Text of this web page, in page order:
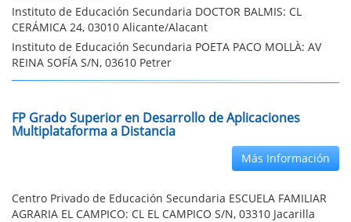
Instituto de Educación Secundaria DOCTOR BALMIS: CL
CERÁMICA 24, 03010 Alicante/Alacant
Instituto de Educación Secundaria POETA PACO MOLLÀ: AV
REINA SOFÍA S/N, 03610 Petrer
FP Grado Superior en Desarrollo de Aplicaciones
Multiplataforma a Distancia
Más Información
Centro Privado de Educación Secundaria ESCUELA FAMILIAR
AGRARIA EL CAMPICO: CL EL CAMPICO S/N, 03310 Jacarilla